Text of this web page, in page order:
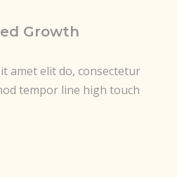
Growth
amet elit do, consectetur
tempor line high touch